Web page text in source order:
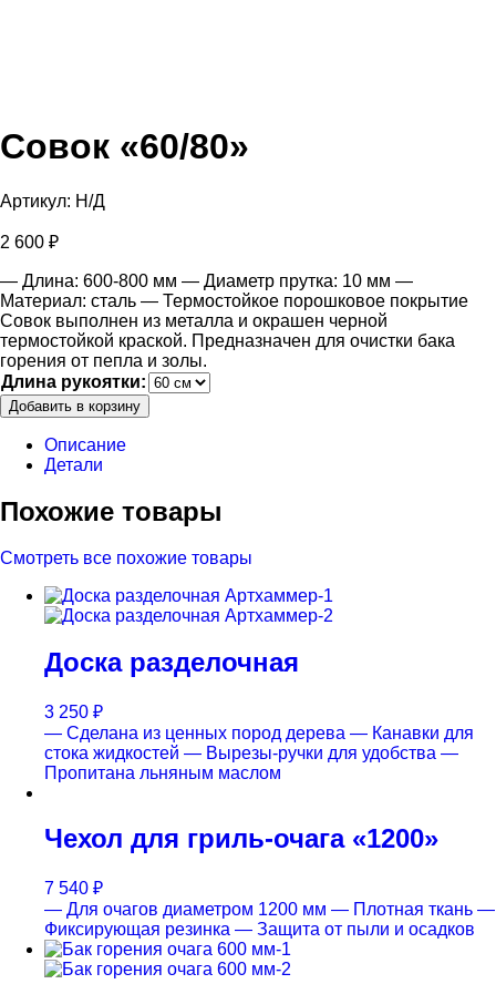
Совок «60/80»
Артикул: Н/Д
2 600 ₽
— Длина: 600-800 мм — Диаметр прутка: 10 мм —
Материал: сталь — Термостойкое порошковое покрытие
Совок выполнен из металла и окрашен черной
термостойкой краской. Предназначен для очистки бака
горения от пепла и золы.
Длина рукоятки:
Добавить в корзину
Описание
Детали
Похожие товары
Смотреть все похожие товары
Доска разделочная
3 250 ₽
— Сделана из ценных пород дерева — Канавки для
стока жидкостей — Вырезы-ручки для удобства —
Пропитана льняным маслом
Чехол для гриль-очага «1200»
7 540 ₽
— Для очагов диаметром 1200 мм — Плотная ткань —
Фиксирующая резинка — Защита от пыли и осадков